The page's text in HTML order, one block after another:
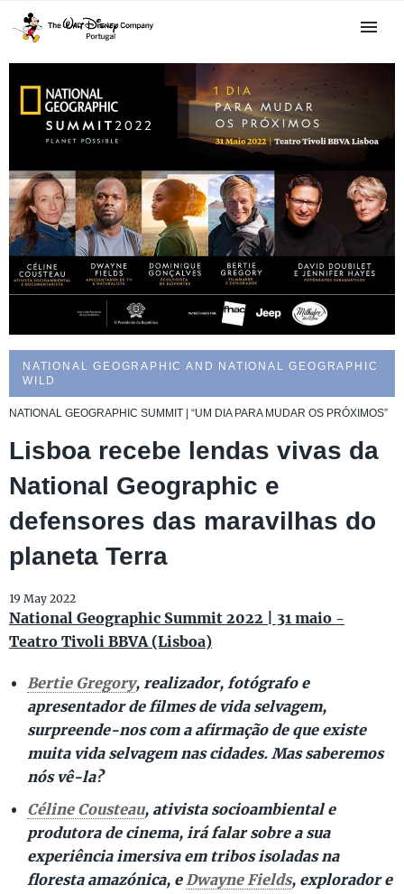
NATIONAL GEOGRAPHIC AND NATIONAL GEOGRAPHIC
WILD
NATIONAL GEOGRAPHIC SUMMIT | “UM DIA PARA MUDAR OS PRÓXIMOS”
Lisboa recebe lendas vivas da
National Geographic e
defensores das maravilhas do
planeta Terra
19 May 2022
National Geographic Summit 2022 | 31 maio -
Teatro Tivoli BBVA (Lisboa)
Bertie Gregory, realizador, fotógrafo e
apresentador de filmes de vida selvagem,
surpreende-nos com a afirmação de que existe
muita vida selvagem nas cidades. Mas saberemos
nós vê-la?
Céline Cousteau, ativista socioambiental e
produtora de cinema, irá falar sobre a sua
experiência imersiva em tribos isoladas na
floresta amazónica, e Dwayne Fields, explorador e